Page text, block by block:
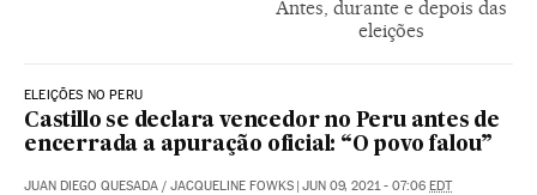
Antes, durante e depois das
eleições
ELEIÇÕES NO PERU
Castillo se declara vencedor no Peru antes de
encerrada a apuração oficial: “O povo falou”
JUAN DIEGO QUESADA / JACQUELINE FOWKS | JUN 09, 2021 - 07:06 EDT